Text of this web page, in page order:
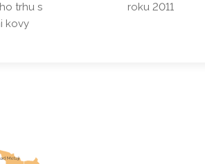
trhu s
kovy
roku 2011